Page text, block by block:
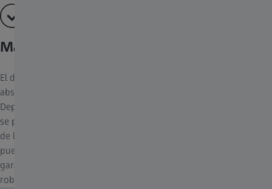
Manejo de AF silencioso y fluido
El diseño del sistema de autofoco requiere un desplazamiento
absolutamente preciso de determinados grupos del objetivo.
Dependiendo de los diferentes pesos de (los grupos de) la lente,
se pueden utilizar diversos tipos de motor. El sistema en enfoque
de los objetivos Touit se ha diseñado de tal modo que no se
puedan producir limitaciones por el diseño de la óptica, pero
garantizando al mismo tiempo un mecanismo de autofoco
robusto y fluido.